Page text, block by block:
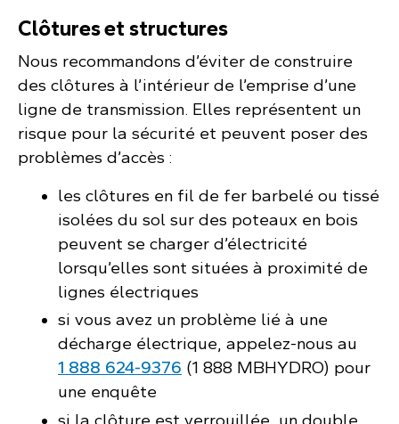
Clôtures et structures
Nous recommandons d’éviter de construire
des clôtures à l’intérieur de l’emprise d’une
ligne de transmission. Elles représentent un
risque pour la sécurité et peuvent poser des
problèmes d’accès :
les clôtures en fil de fer barbelé ou tissé
isolées du sol sur des poteaux en bois
peuvent se charger d’électricité
lorsqu’elles sont situées à proximité de
lignes électriques
si vous avez un problème lié à une
décharge électrique, appelez-nous au
1 888 624‑9376 (1 888 MBHYDRO) pour
une enquête
si la clôture est verrouillée, un double